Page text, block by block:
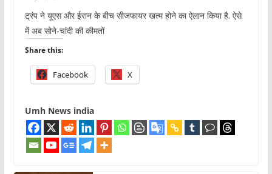
ट्रंप ने यूएस और ईरान के बीच सीजफायर खत्म होने का ऐलान किया है. ऐसे
में अब सोने-चांदी की कीमतों
Share this:
Facebook X
Umh News india